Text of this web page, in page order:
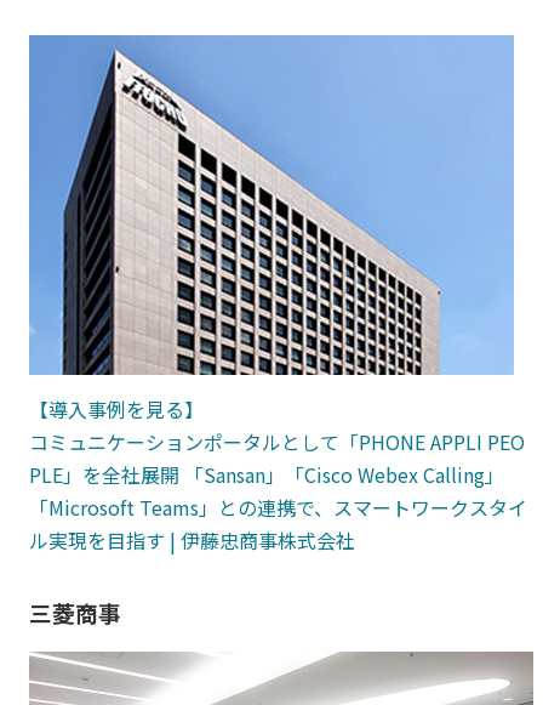
【導入事例を見る】
コミュニケーションポータルとして「PHONEAPPLI PEO
PLE」を全社展開 「Sansan」「Cisco Webex Calling」
「Microsoft Teams」との連携で、スマートワークスタイ
ル実現を目指す | 伊藤忠商事株式会社
三菱商事